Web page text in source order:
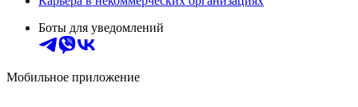
Боты для уведомлений
Мобильное приложение